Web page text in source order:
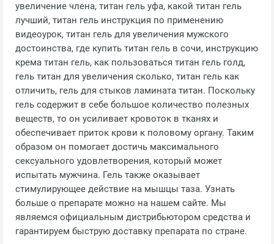
увеличение члена, титан гель уфа, какой титан гель
лучший, титан гель инструкция по применению
видеоурок, титан гель для увеличения мужского
достоинства, где купить титан гель в сочи, инструкцию
крема титан гель, как пользоваться титан гель голд,
гель титан для увеличения сколько, титан гель как
отличить, гель для стыков ламината титан. Поскольку
гель содержит в себе большое количество полезных
веществ, то он усиливает кровоток в тканях и
обеспечивает приток крови к половому органу. Таким
образом он помогает достичь максимального
сексуального удовлетворения, который может
испытать мужчина. Гель также оказывает
стимулирующее действие на мышцы таза. Узнать
больше о препарате можно на нашем сайте. Мы
являемся официальным дистрибьютором средства и
гарантируем быструю доставку препарата по стране.